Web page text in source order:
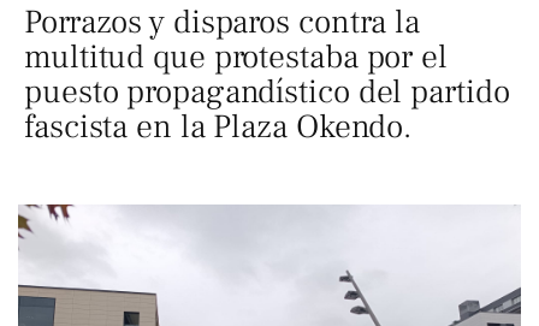
Porrazos y disparos contra la
multitud que protestaba por el
puesto propagandístico del partido
fascista en la Plaza Okendo.